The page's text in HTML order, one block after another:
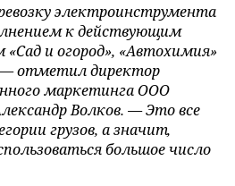
электроинструмента
к действующим
«Сад и огород», «Автохимия»
— отметилдиректор
маркетинга ООО
Волков. — Это все
грузов, а значит,
большое число